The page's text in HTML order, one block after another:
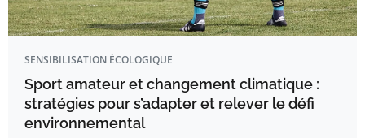
SENSIBILISATION ÉCOLOGIQUE
Sport amateur et changement climatique :
stratégies pour s’adapter et relever le défi
environnemental